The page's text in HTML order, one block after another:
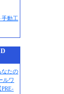
動工
なたの
ルワ